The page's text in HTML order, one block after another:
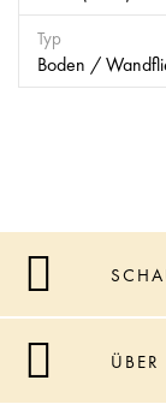
Typ
Boden /